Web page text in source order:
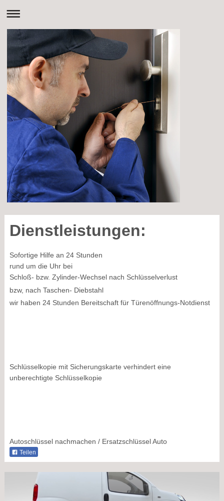
Dienstleistungen:
Sofortige Hilfe an 24 Stunden
rund um die Uhr bei
Schloß- bzw. Zylinder-Wechsel nach Schlüsselverlust
bzw, nach Taschen- Diebstahl
wir haben 24 Stunden Bereitschaft für Türenöffnungs-Notdienst
Schlüsselkopie mit Sicherungskarte verhindert eine
unberechtigte Schlüsselkopie
Autoschlüssel nachmachen / Ersatzschlüssel Auto
Teilen